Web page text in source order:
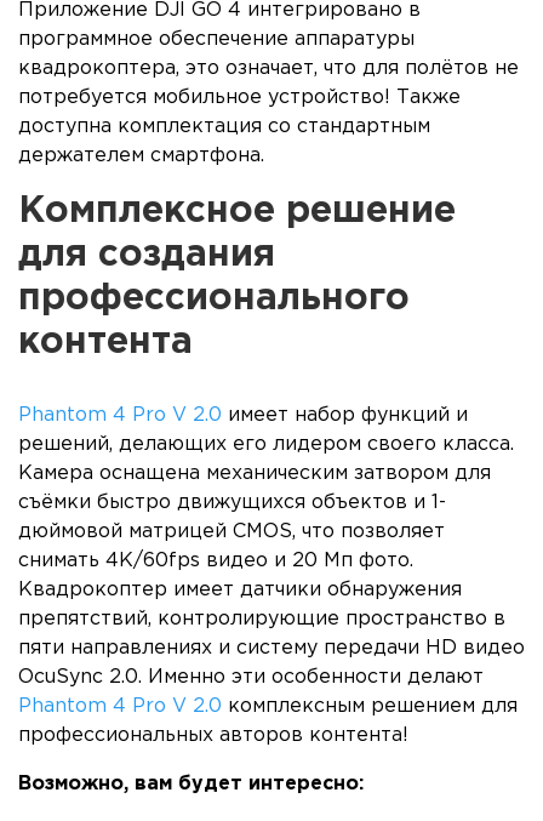
Приложение DJI GO 4 интегрировано в
программное обеспечение аппаратуры
квадрокоптера, это означает, что для полётов не
потребуется мобильное устройство! Также
доступна комплектация со стандартным
держателем смартфона.
Комплексное решение
для создания
профессионального
контента
Phantom 4 Pro V 2.0 имеет набор функций и
решений, делающих его лидером своего класса.
Камера оснащена механическим затвором для
съёмки быстро движущихся объектов и 1-
дюймовой матрицей CMOS, что позволяет
снимать 4K/60fps видео и 20 Мп фото.
Квадрокоптер имеет датчики обнаружения
препятствий, контролирующие пространство в
пяти направлениях и систему передачи HD видео
OcuSync 2.0. Именно эти особенности делают
Phantom 4 Pro V 2.0 комплексным решением для
профессиональных авторов контента!
Возможно, вам будет интересно: